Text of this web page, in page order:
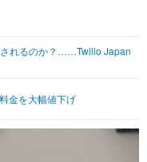
その他
れるのか？……Twilio Japan
金を大幅値下げ